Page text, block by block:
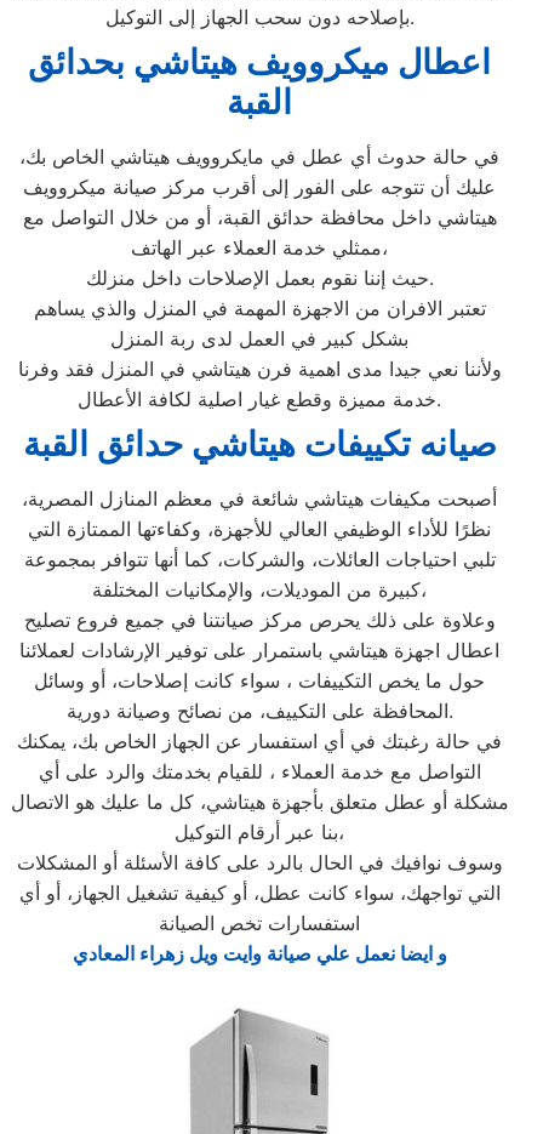
بإصلاحه دون سحب الجهاز إلى التوكيل.
اعطال ميكروويف هيتاشي بحدائق
القبة
في حالة حدوث أي عطل في مايكروويف هيتاشي الخاص بك،
عليك أن تتوجه على الفور إلى أقرب مركز صيانة ميكروويف
هيتاشي داخل محافظة حدائق القبة، أو من خلال التواصل مع
ممثلي خدمة العملاء عبر الهاتف،
حيث إننا نقوم بعمل الإصلاحات داخل منزلك.
تعتبر الافران من الاجهزة المهمة في المنزل والذي يساهم
بشكل كبير في العمل لدى ربة المنزل
ولأننا نعي جيدا مدى اهمية فرن هيتاشي في المنزل فقد وفرنا
خدمة مميزة وقطع غيار اصلية لكافة الأعطال.
صيانه تكييفات هيتاشي حدائق القبة
أصبحت مكيفات هيتاشي شائعة في معظم المنازل المصرية،
نظرًا للأداء الوظيفي العالي للأجهزة، وكفاءتها الممتازة التي
تلبي احتياجات العائلات، والشركات، كما أنها تتوافر بمجموعة
كبيرة من الموديلات، والإمكانيات المختلفة،
وعلاوة على ذلك يحرص مركز صيانتنا في جميع فروع تصليح
اعطال اجهزة هيتاشي باستمرار على توفير الإرشادات لعملائنا
حول ما يخص التكييفات ، سواء كانت إصلاحات، أو وسائل
المحافظة على التكييف، من نصائح وصيانة دورية.
في حالة رغبتك في أي استفسار عن الجهاز الخاص بك، يمكنك
التواصل مع خدمة العملاء ، للقيام بخدمتك والرد على أي
مشكلة أو عطل متعلق بأجهزة هيتاشي، كل ما عليك هو الاتصال
بنا عبر أرقام التوكيل،
وسوف نوافيك في الحال بالرد على كافة الأسئلة أو المشكلات
التي تواجهك، سواء كانت عطل، أو كيفية تشغيل الجهاز، أو أي
استفسارات تخص الصيانة
و ايضا نعمل علي صيانة وايت ويل زهراء المعادي